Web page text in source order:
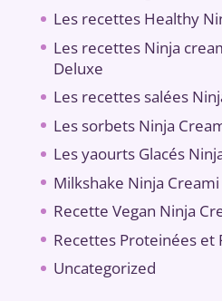
Les recettes Healthy
Les recettes Ninja
Deluxe
Les recettes salées
Les sorbets Ninja
Les yaourts Glacés
Milkshake Ninja Creami
Recette Vegan Ninja
Recettes Proteinées et
Uncategorized